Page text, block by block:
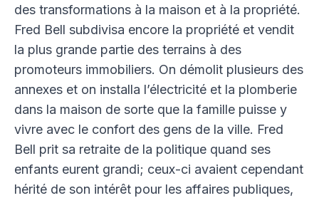
des transformations à la maison et à la propriété.
Fred Bell subdivisa encore la propriété et vendit
la plus grande partie des terrains à des
promoteurs immobiliers. On démolit plusieurs des
annexes et on installa l’électricité et la plomberie
dans la maison de sorte que la famille puisse y
vivre avec le confort des gens de la ville. Fred
Bell prit sa retraite de la politique quand ses
enfants eurent grandi; ceux-ci avaient cependant
hérité de son intérêt pour les affaires publiques,